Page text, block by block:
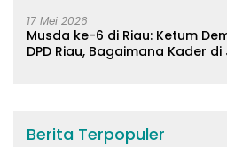
17 Mei 2026
Musda ke-6 di Riau: Ketum
DPD Riau, Bagaimana Kader
Berita Terpopuler